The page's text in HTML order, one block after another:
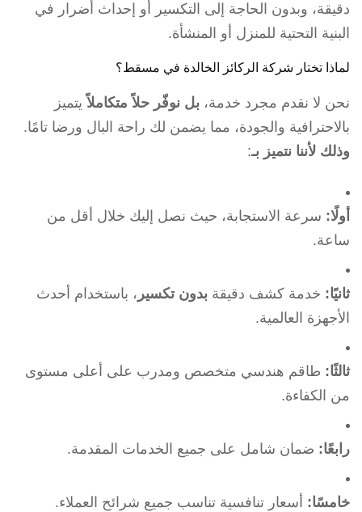
دقيقة، وبدون الحاجة إلى التكسير أو إحداث أضرار في
البنية التحتية للمنزل أو المنشأة.
لماذا تختار شركة الركائز الخالدة في مسقط؟
نحن لا نقدم مجرد خدمة، بل نوفّر حلاً متكاملاً يتميز
بالاحترافية والجودة، مما يضمن لك راحة البال ورضا تامًا.
وذلك لأننا نتميز بـ:
أولًا: سرعة الاستجابة، حيث نصل إليك خلال أقل من
ساعة.
ثانيًا: خدمة كشف دقيقة بدون تكسير ، باستخدام أحدث
الأجهزة العالمية.
ثالثًا: طاقم هندسي متخصص ومدرب على أعلى مستوى
من الكفاءة.
رابعًا: ضمان شامل على جميع الخدمات المقدمة.
خامسًا: أسعار تنافسية تناسب جميع شرائح العملاء.